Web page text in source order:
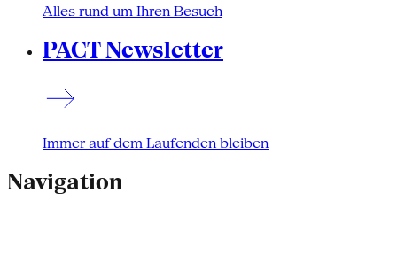
Alles rund um Ihren Besuch
PACT Newsletter
Immer auf dem Laufenden bleiben
Navigation